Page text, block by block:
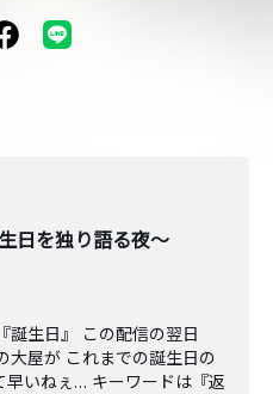
日を独り語る夜〜
誕生日』 この配信の翌日
大屋が これまでの誕生日の
早いねぇ… キーワードは『返